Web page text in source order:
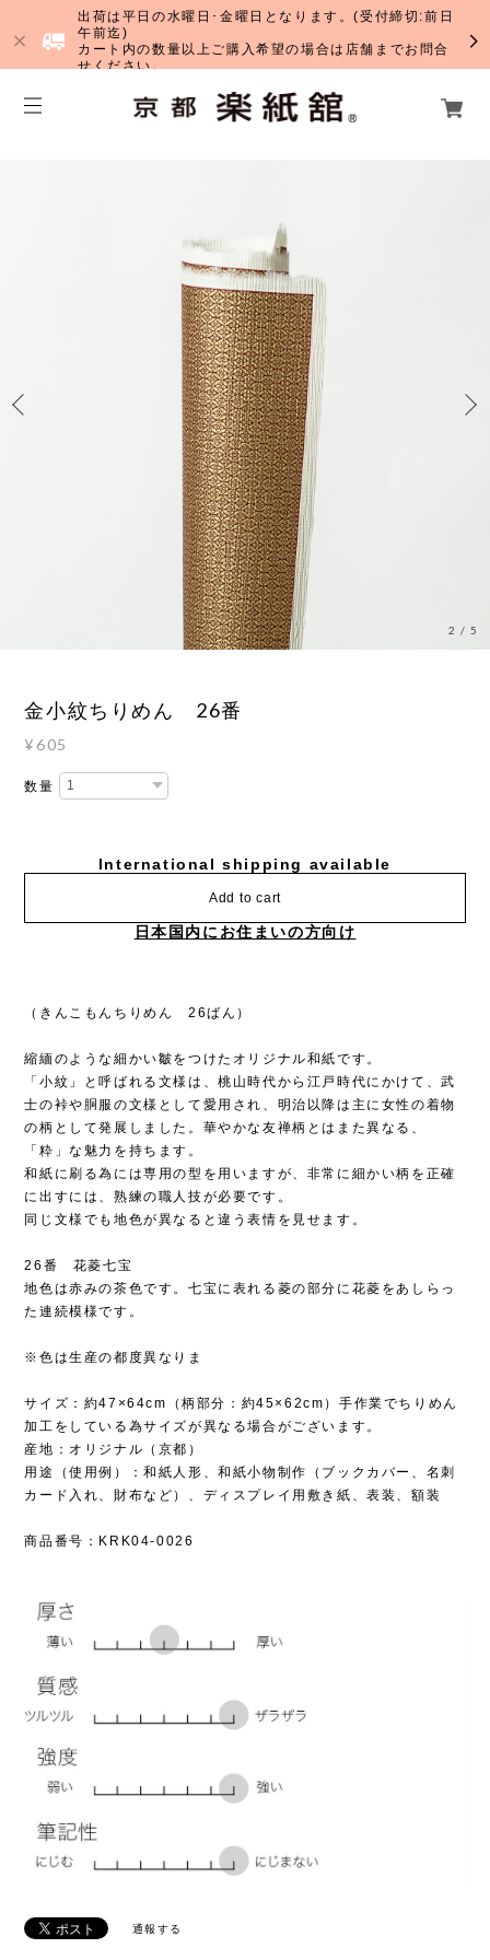
出荷は平日の水曜日･金曜日となります。(受付締切:前日
午前迄)
カート内の数量以上ご購入希望の場合は店舗までお問合
せください。
3 / 5
金小紋ちりめん 26番
¥605
数量
International shipping available
Add to cart
日本国内にお住まいの方向け
（きんこもんちりめん 26ばん）
縮緬のような細かい皺をつけたオリジナル和紙です。
「小紋」と呼ばれる文様は、桃山時代から江戸時代にかけて、武
士の裃や胴服の文様として愛用され、明治以降は主に女性の着物
の柄として発展しました。華やかな友禅柄とはまた異なる、
「粋」な魅力を持ちます。
和紙に刷る為には専用の型を用いますが、非常に細かい柄を正確
に出すには、熟練の職人技が必要です。
同じ文様でも地色が異なると違う表情を見せます。
26番 花菱七宝
地色は赤みの茶色です。七宝に表れる菱の部分に花菱をあしらっ
た連続模様です。
※色は生産の都度異なりま
サイズ：約47×64cm（柄部分：約45×62cm）手作業でちりめん
加工をしている為サイズが異なる場合がございます。
産地：オリジナル（京都）
用途（使用例）：和紙人形、和紙小物制作（ブックカバー、名刺
カード入れ、財布など）、ディスプレイ用敷き紙、表装、額装
商品番号：KRK04-0026
通報する